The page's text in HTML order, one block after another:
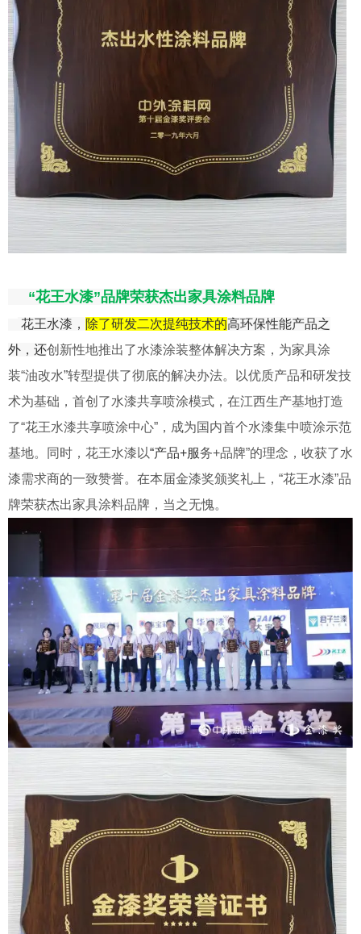
“花王水漆”品牌荣获杰出家具涂料品牌
花王水漆， 除了研发二次提纯技术的高环保性能产品之
外，还创新性地推出了水漆涂装整体解决方案，为家具涂
装“油改水”转型提供了彻底的解决办法。以优质产品和研发技
术为基础，首创了水漆共享喷涂模式，在江西生产基地打造
了“花王水漆共享喷涂中心”，成为国内首个水漆集中喷涂示范
基地。同时，花王水漆以“产品+服务+品牌”的理念，收获了水
漆需求商的一致赞誉。在本届金漆奖颁奖礼上，“花王水漆”品
牌荣获杰出家具涂料品牌，当之无愧。